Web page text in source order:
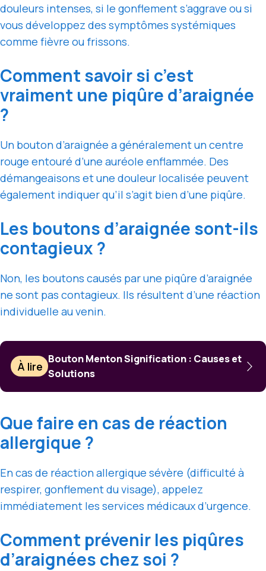
douleurs intenses, si le gonflement s’aggrave ou si
vous développez des symptômes systémiques
comme fièvre ou frissons.
Comment savoir si c’est
vraiment une piqûre d’araignée
?
Un bouton d’araignée a généralement un centre
rouge entouré d’une auréole enflammée. Des
démangeaisons et une douleur localisée peuvent
également indiquer qu’il s’agit bien d’une piqûre.
Les boutons d’araignée sont-ils
contagieux ?
Non, les boutons causés par une piqûre d’araignée
ne sont pas contagieux. Ils résultent d’une réaction
individuelle au venin.
À lire
Bouton Menton Signification : Causes et
Solutions
Que faire en cas de réaction
allergique ?
En cas de réaction allergique sévère (difficulté à
respirer, gonflement du visage), appelez
immédiatement les services médicaux d’urgence.
Comment prévenir les piqûres
d’araignées chez soi ?